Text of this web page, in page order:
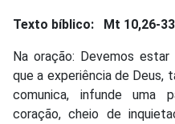
Texto bíblico: Mt 10,26-33
Na oração: Devemos
que a experiência de Deus,
comunica, infunde uma
coração, cheio de